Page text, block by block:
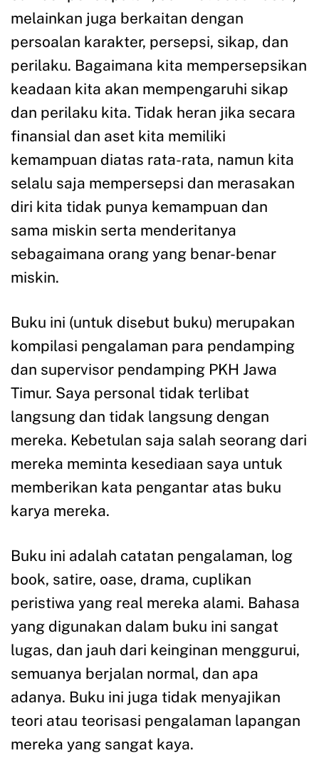
melainkan juga berkaitan dengan
persoalan karakter, persepsi, sikap, dan
perilaku. Bagaimana kita mempersepsikan
keadaan kita akan mempengaruhi sikap
dan perilaku kita. Tidak heran jika secara
finansial dan aset kita memiliki
kemampuan diatas rata-rata, namun kita
selalu saja mempersepsi dan merasakan
diri kita tidak punya kemampuan dan
sama miskin serta menderitanya
sebagaimana orang yang benar-benar
miskin.
Buku ini (untuk disebut buku) merupakan
kompilasi pengalaman para pendamping
dan supervisor pendamping PKH Jawa
Timur. Saya personal tidak terlibat
langsung dan tidak langsung dengan
mereka. Kebetulan saja salah seorang dari
mereka meminta kesediaan saya untuk
memberikan kata pengantar atas buku
karya mereka.
Buku ini adalah catatan pengalaman, log
book, satire, oase, drama, cuplikan
peristiwa yang real mereka alami. Bahasa
yang digunakan dalam buku ini sangat
lugas, dan jauh dari keinginan menggurui,
semuanya berjalan normal, dan apa
adanya. Buku ini juga tidak menyajikan
teori atau teorisasi pengalaman lapangan
mereka yang sangat kaya.